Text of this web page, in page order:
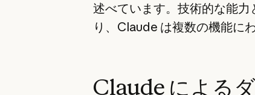
述べています。技術的な能
り、Claude は複数の機能に
Claude による